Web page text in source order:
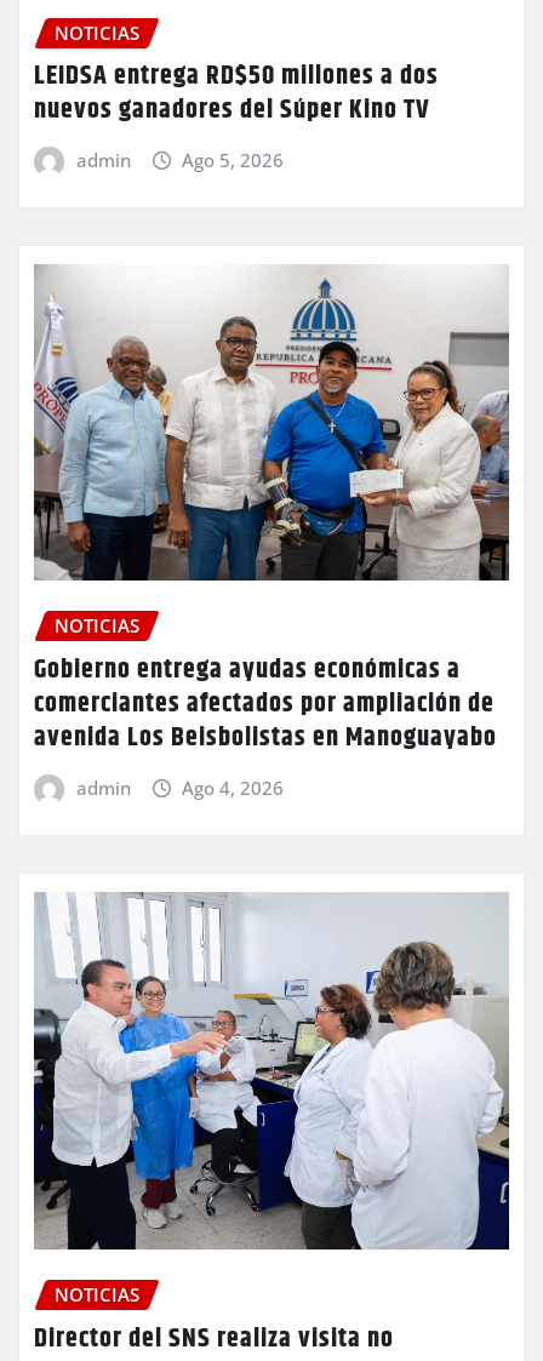
NOTICIAS
LEIDSA entrega RD$50 millones a dos
nuevos ganadores del Súper Kino TV
admin Ago 5, 2026
NOTICIAS
Gobierno entrega ayudas económicas a
comerciantes afectados por ampliación de
avenida Los Beisbolistas en Manoguayabo
admin Ago 4, 2026
NOTICIAS
Director del SNS realiza visita no